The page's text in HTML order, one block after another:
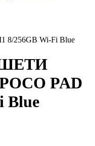
8/256GB Wi-Fi Blue
PAD
Blue